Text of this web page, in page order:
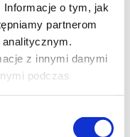
o tym, jak
partnerom
z innymi danymi
podczas
2026
Halgestad śledził
imieniu Frost – matki
w szybko zmieniającym
ocieplającym się
działań